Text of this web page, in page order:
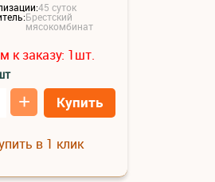
45 суток
Брестский
мясокомбинат
к заказу: 1шт.
+ Купить
в 1 клик